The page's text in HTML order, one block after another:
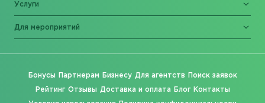
Услуги
Для мероприятий
Бонусы Партнерам Бизнесу Для агентств Поиск заявок
Рейтинг Отзывы Доставка и оплата Блог Контакты